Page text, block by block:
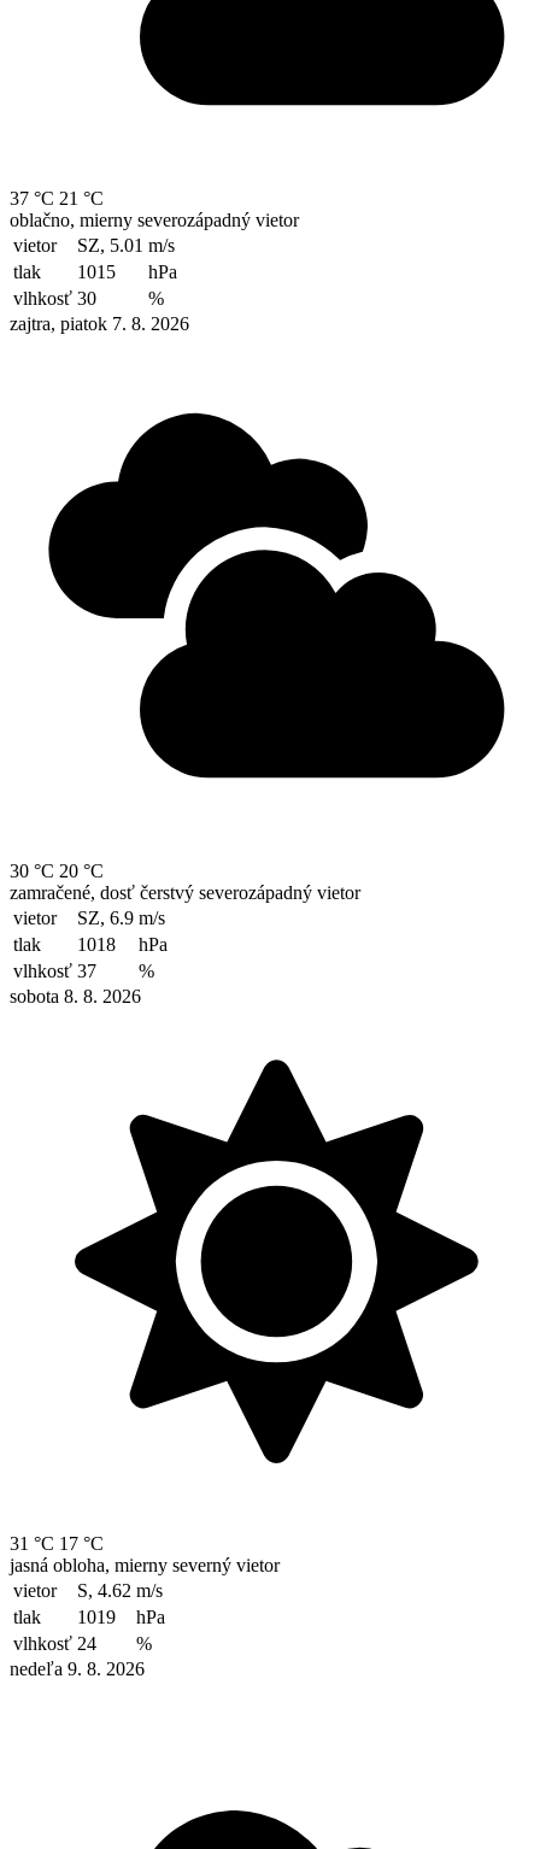
37 °C 21 °C
oblačno, mierny severozápadný vietor
vietor
SZ, 5.01 m/s
tlak
1015
hPa
vlhkosť 30
%
zajtra, piatok 7. 8. 2026
30 °C 20 °C
zamračené, dosť čerstvý severozápadný vietor
vietor
SZ, 6.9 m/s
tlak
1018
hPa
vlhkosť 37
%
sobota 8. 8. 2026
31 °C 17 °C
jasná obloha, mierny severný vietor
vietor
S, 4.62 m/s
tlak
1019
hPa
vlhkosť 24
%
nedeľa 9. 8. 2026